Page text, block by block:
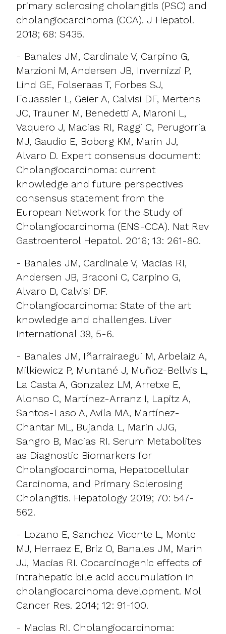
primary sclerosing cholangitis (PSC) and
cholangiocarcinoma (CCA). J Hepatol.
2018; 68: S435.
- Banales JM, Cardinale V, Carpino G,
Marzioni M, Andersen JB, Invernizzi P,
Lind GE, Folseraas T, Forbes SJ,
Fouassier L, Geier A, Calvisi DF, Mertens
JC, Trauner M, Benedetti A, Maroni L,
Vaquero J, Macias RI, Raggi C, Perugorria
MJ, Gaudio E, Boberg KM, Marin JJ,
Alvaro D. Expert consensus document:
Cholangiocarcinoma: current
knowledge and future perspectives
consensus statement from the
European Network for the Study of
Cholangiocarcinoma (ENS-CCA). Nat Rev
Gastroenterol Hepatol. 2016; 13: 261-80.
- Banales JM, Cardinale V, Macias RI,
Andersen JB, Braconi C, Carpino G,
Alvaro D, Calvisi DF.
Cholangiocarcinoma: State of the art
knowledge and challenges. Liver
International 39, 5-6.
- Banales JM, Iñarrairaegui M, Arbelaiz A,
Milkiewicz P, Muntané J, Muñoz-Bellvis L,
La Casta A, Gonzalez LM, Arretxe E,
Alonso C, Martínez-Arranz I, Lapitz A,
Santos-Laso A, Avila MA, Martínez-
Chantar ML, Bujanda L, Marin JJG,
Sangro B, Macias RI. Serum Metabolites
as Diagnostic Biomarkers for
Cholangiocarcinoma, Hepatocellular
Carcinoma, and Primary Sclerosing
Cholangitis. Hepatology 2019; 70: 547-
562.
- Lozano E, Sanchez-Vicente L, Monte
MJ, Herraez E, Briz O, Banales JM, Marin
JJ, Macias RI. Cocarcinogenic effects of
intrahepatic bile acid accumulation in
cholangiocarcinoma development. Mol
Cancer Res. 2014; 12: 91-100.
- Macias RI. Cholangiocarcinoma: